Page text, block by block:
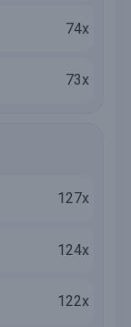
74x
73x
127x
124x
122x